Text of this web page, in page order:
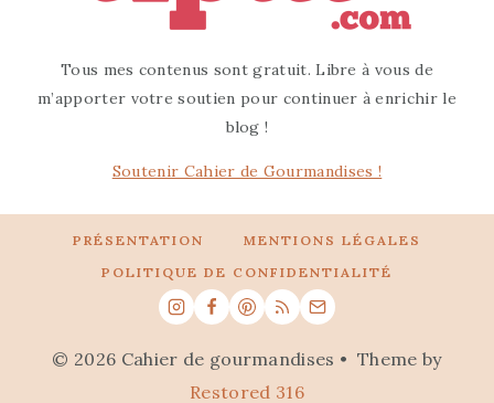
Tous mes contenus sont gratuit. Libre à vous de
m’apporter votre soutien pour continuer à enrichir le
blog !
Soutenir Cahier de Gourmandises !
PRÉSENTATION
MENTIONS LÉGALES
POLITIQUE DE CONFIDENTIALITÉ
© 2026 Cahier de gourmandises • Theme by
Restored 316